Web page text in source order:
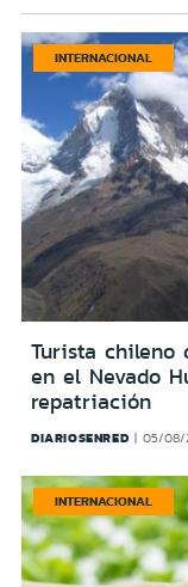
INTERNACIONAL
Turista chileno
en el Nevado
repatriación
DIARIOSENRED 05/08/
INTERNACIONAL